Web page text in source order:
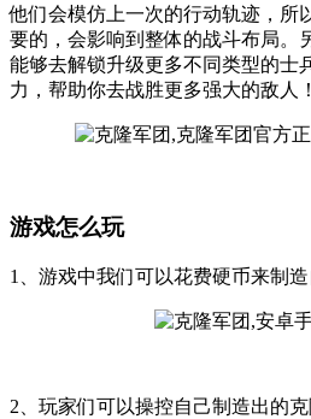
他们会模仿上一次的行动轨迹，所
要的，会影响到整体的战斗布局。
能够去解锁升级更多不同类型的士
力，帮助你去战胜更多强大的敌人！
游戏怎么玩
1、游戏中我们可以花费硬币来制造
2、玩家们可以操控自己制造出的克